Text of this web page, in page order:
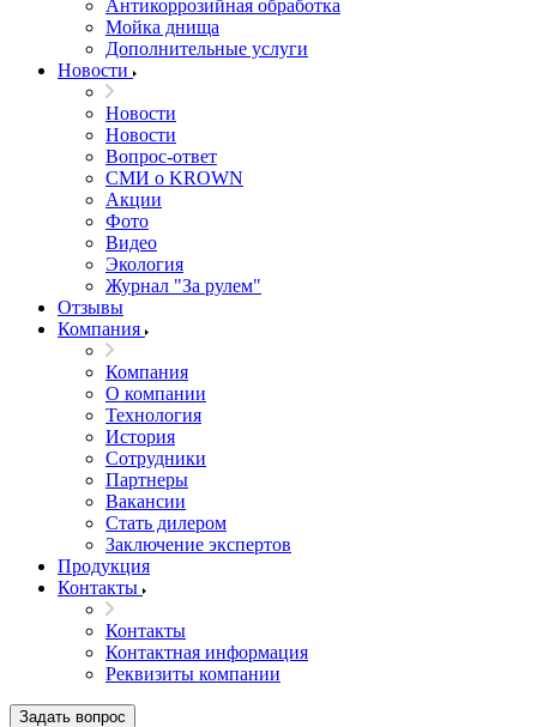
Антикоррозийная обработка
Мойка днища
Дополнительные услуги
Новости
Новости
Новости
Вопрос-ответ
СМИ о KROWN
Акции
Фото
Видео
Экология
Журнал "За рулем"
Отзывы
Компания
Компания
О компании
Технология
История
Сотрудники
Партнеры
Вакансии
Стать дилером
Заключение экспертов
Продукция
Контакты
Контакты
Контактная информация
Реквизиты компании
Задать вопрос